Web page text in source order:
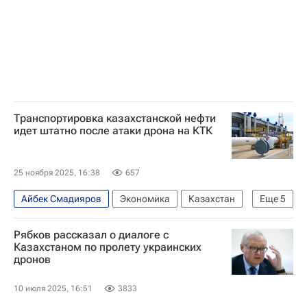
Транспортировка казахстанской нефти
идет штатно после атаки дрона на КТК
25 ноября 2025, 16:38 657
Еще5
Айбек Смадияров Экономика
Казахстан
Россия
Астана
Транснефть
Казмунайгаз
Chevron
Рябков рассказал о диалоге с
Казахстаном по пролету украинских
дронов
10 июля 2025, 16:51 3833